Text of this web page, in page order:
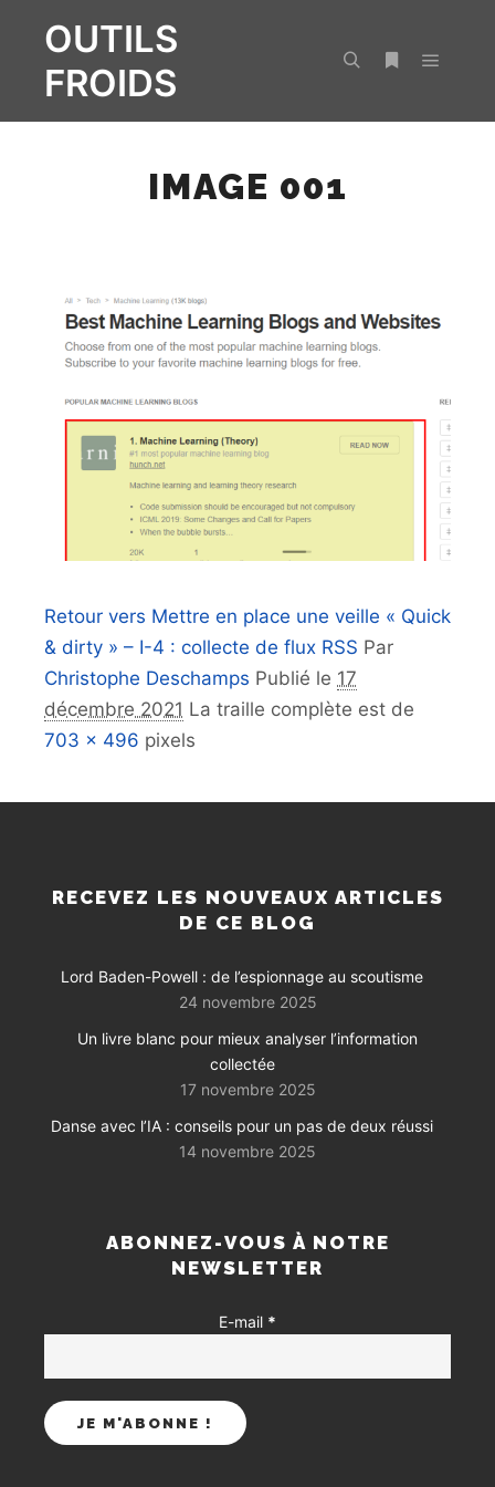
OUTILS
FROIDS
IMAGE 001
Retour vers Mettre en place une veille « Quick
& dirty » – I-4 : collecte de flux RSS Par
Christophe Deschamps Publié le 17
décembre 2021 La traille complète est de
703 × 496 pixels
RECEVEZ LES NOUVEAUX ARTICLES
DE CE BLOG
Lord Baden-Powell : de l’espionnage au scoutisme
24 novembre 2025
Un livre blanc pour mieux analyser l’information
collectée
17 novembre 2025
Danse avec l’IA : conseils pour un pas de deux réussi
14 novembre 2025
ABONNEZ-VOUS À NOTRE
NEWSLETTER
E-mail *